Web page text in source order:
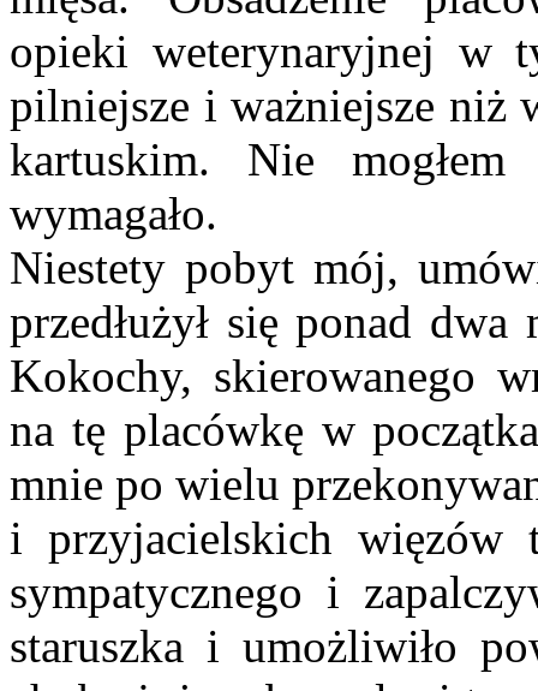
opieki weterynaryjnej w
pilniejsze i ważniejsze niż
kartuskim. Nie
wymagało.
Niestety pobyt mój,
przedłużył się ponad
Kokochy, skierowanego
na tę placówkę w
mnie po wielu
i przyjacielskich więzów
sympatycznego i
staruszka i umożliwiło